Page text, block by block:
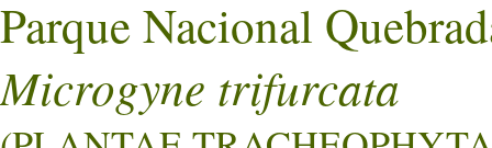
Parque Nacional
Microgyne trifurcata